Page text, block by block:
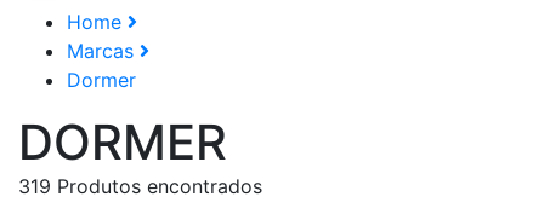
Home
Marcas
Dormer
DORMER
319 Produtos encontrados